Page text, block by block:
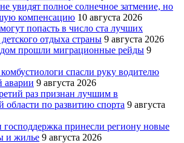
увидят полное солнечное затмение, но
компенсацию 10 августа 2026
попасть в число ста лучших
отдыха страны 9 августа 2026
прошли миграционные рейды 9
спасли руку водителю
аварии 9 августа 2026
раз признан лучшим в
области по развитию спорта 9 августа
принесли региону новые
и жилье 9 августа 2026